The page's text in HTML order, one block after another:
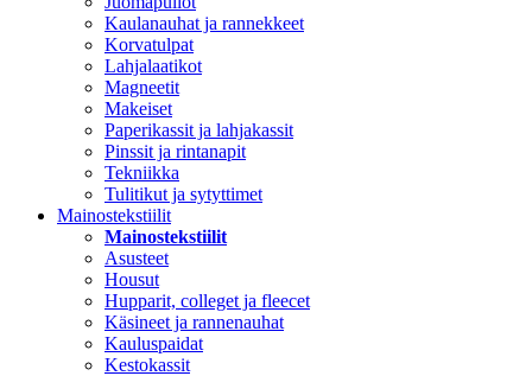
Kaulanauhat ja rannekkeet
Korvatulpat
Lahjalaatikot
Magneetit
Makeiset
Paperikassit ja lahjakassit
Pinssit ja rintanapit
Tekniikka
Tulitikut ja sytyttimet
Mainostekstiilit
Mainostekstiilit
Asusteet
Housut
Hupparit, colleget ja fleecet
Käsineet ja rannenauhat
Kauluspaidat
Kestokassit